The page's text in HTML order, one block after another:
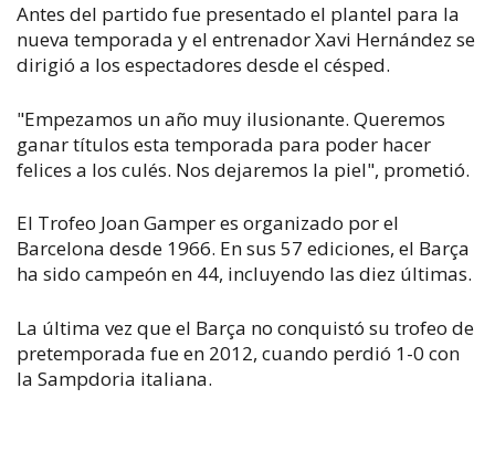
Antes del partido fue presentado el plantel para la
nueva temporada y el entrenador Xavi Hernández se
dirigió a los espectadores desde el césped.
"Empezamos un año muy ilusionante. Queremos
ganar títulos esta temporada para poder hacer
felices a los culés. Nos dejaremos la piel", prometió.
El Trofeo Joan Gamper es organizado por el
Barcelona desde 1966. En sus 57 ediciones, el Barça
ha sido campeón en 44, incluyendo las diez últimas.
La última vez que el Barça no conquistó su trofeo de
pretemporada fue en 2012, cuando perdió 1-0 con
la Sampdoria italiana.